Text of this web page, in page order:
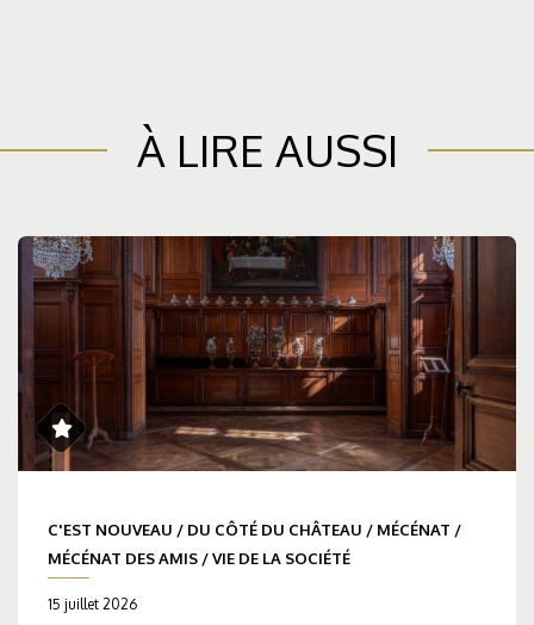
À LIRE AUSSI
C'EST NOUVEAU / DU CÔTÉ DU CHÂTEAU / MÉCÉNAT /
MÉCÉNAT DES AMIS /VIE DE LA SOCIÉTÉ
15 juillet 2026